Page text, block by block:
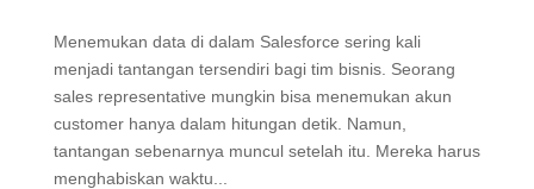
Menemukan data di dalam Salesforce sering kali
menjadi tantangan tersendiri bagi tim bisnis. Seorang
sales representative mungkin bisa menemukan akun
customer hanya dalam hitungan detik. Namun,
tantangan sebenarnya muncul setelah itu. Mereka harus
menghabiskan waktu...